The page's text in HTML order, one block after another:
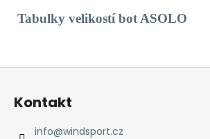
Tabulky velikostí bot ASOLO
Z
Kontakt
info@windsport.cz